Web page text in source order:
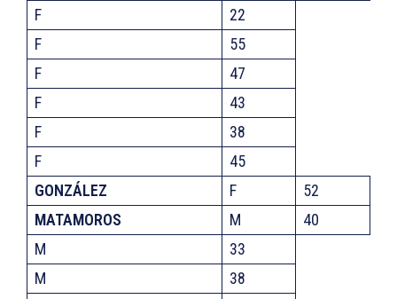
F
22
F
55
F
47
F
43
F
38
F
45
GONZÁLEZ
F
52
MATAMOROS
M
40
M
33
M
38